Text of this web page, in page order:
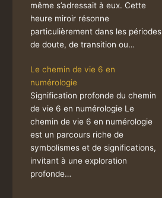
même s’adressait à eux. Cette
heure miroir résonne
particulièrement dans les périodes
de doute, de transition ou…
Le chemin de vie 6 en
numérologie
Signification profonde du chemin
de vie 6 en numérologie Le
chemin de vie 6 en numérologie
est un parcours riche de
symbolismes et de significations,
invitant à une exploration
profonde…